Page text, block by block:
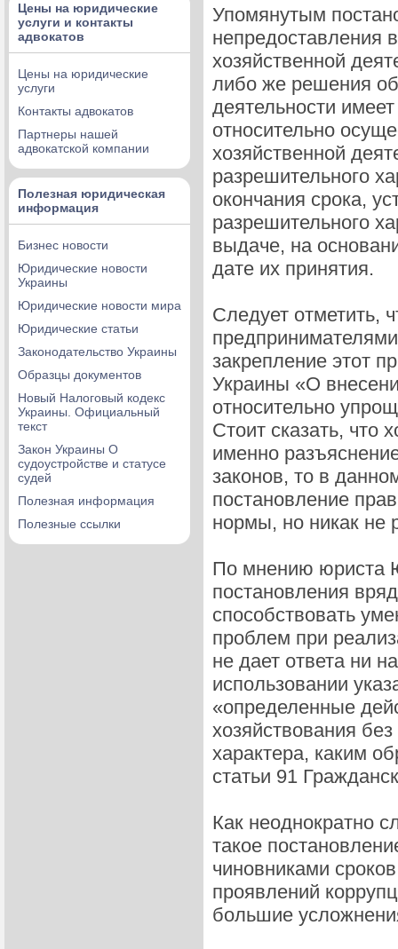
Цены на юридические
услуги и контакты
адвокатов
Цены на юридические
услуги
Контакты адвокатов
Партнеры нашей
адвокатской компании
Полезная юридическая
информация
Бизнес новости
Юридические новости
Украины
Юридические новости мира
Юридические статьи
Законодательство Украины
Образцы документов
Новый Налоговый кодекс
Украины. Официальный
текст
Закон Украины О
судоустройстве и статусе
судей
Полезная информация
Полезные ссылки
Упомянутым
непредоставления
хозяйственной
либо же решения об
деятельности
относительно
хозяйственной
разрешительного
окончания срока,
разрешительного
выдаче, на
дате их принятия.
Следует отметить,
закрепление этот
Украины «О
относительно
Стоит сказать, что
именно
законов, то в
постановление
нормы, но никак не
По мнению юриста
постановления
способствовать
проблем при
не дает ответа ни
использовании
«определенные
хозяйствования
характера, каким
статьи 91
Как неоднократно
такое
чиновниками
проявлений
большие